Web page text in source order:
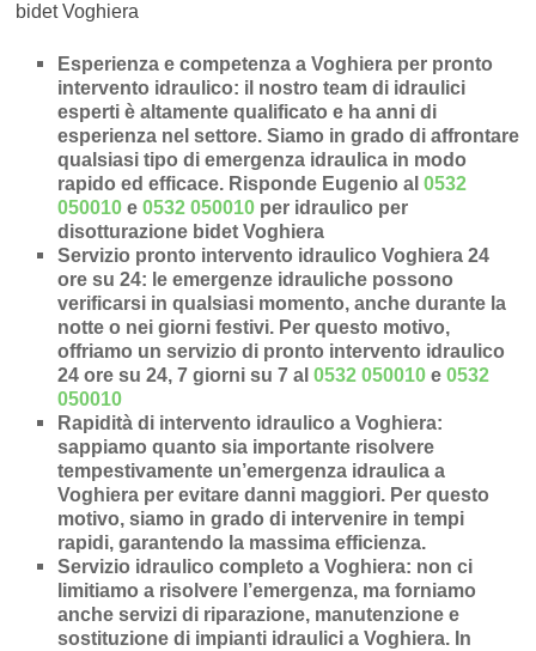
bidet Voghiera
Esperienza e competenza a Voghiera per pronto
intervento idraulico: il nostro team di idraulici
esperti è altamente qualificato e ha anni di
esperienza nel settore. Siamo in grado di affrontare
qualsiasi tipo di emergenza idraulica in modo
rapido ed efficace. Risponde Eugenio al0532
050010 e0532 050010 per idraulico per
disotturazione bidet Voghiera
Servizio pronto intervento idraulico Voghiera 24
ore su 24: le emergenze idrauliche possono
verificarsi in qualsiasi momento, anche durante la
notte o nei giorni festivi. Per questo motivo,
offriamo un servizio di pronto intervento idraulico
24 ore su 24, 7 giorni su 7 al0532 050010 e0532
050010
Rapidità di intervento idraulico a Voghiera:
sappiamo quanto sia importante risolvere
tempestivamente un’emergenza idraulica a
Voghiera per evitare danni maggiori. Per questo
motivo, siamo in grado di intervenire intempi
rapidi, garantendo la massima efficienza.
Servizio idraulico completo a Voghiera: non ci
limitiamo a risolvere l’emergenza, ma forniamo
ancheservizi di riparazione, manutenzione e
sostituzione di impianti idraulici a Voghiera. In